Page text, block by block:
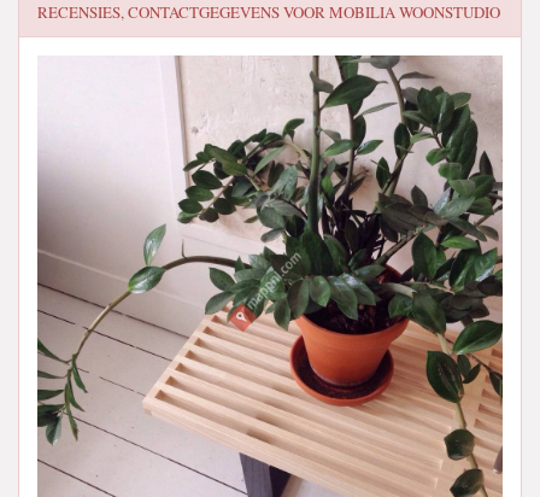
RECENSIES, CONTACTGEGEVENS VOORMOBILIA WOONSTUDIO